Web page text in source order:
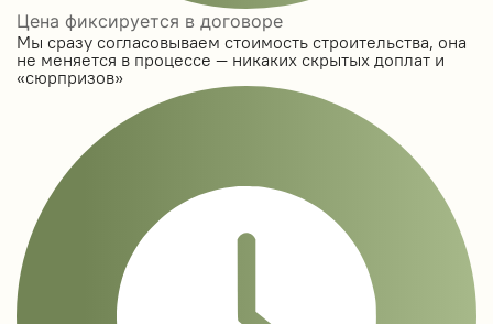
Цена фиксируется в договоре
Мы сразу согласовываем стоимость строительства, она
не меняется в процессе — никаких скрытых доплат и
«сюрпризов»